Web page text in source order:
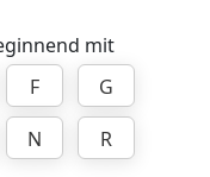
mit
F
G
N
R